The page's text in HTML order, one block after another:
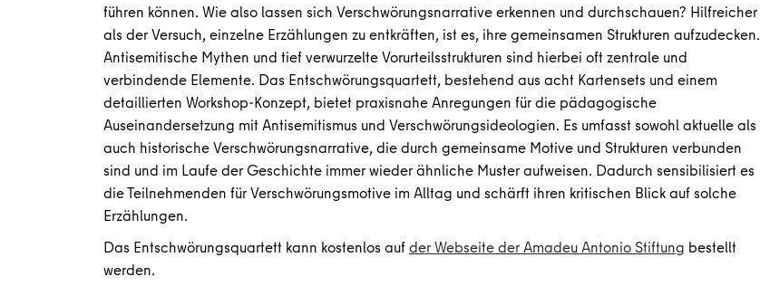
führen können. Wie also lassen sich Verschwörungsnarrative erkennen und durchschauen? Hilfreicher
als der Versuch, einzelne Erzählungen zu entkräften, ist es, ihre gemeinsamen Strukturen aufzudecken.
Antisemitische Mythen und tief verwurzelte Vorurteilsstrukturen sind hierbei oft zentrale und
verbindende Elemente. Das Entschwörungsquartett, bestehend aus acht Kartensets und einem
detaillierten Workshop-Konzept, bietet praxisnahe Anregungen für die pädagogische
Auseinandersetzung mit Antisemitismus und Verschwörungsideologien. Es umfasst sowohl aktuelle als
auch historische Verschwörungsnarrative, die durch gemeinsame Motive und Strukturen verbunden
sind und im Laufe der Geschichte immer wieder ähnliche Muster aufweisen. Dadurch sensibilisiert es
die Teilnehmenden für Verschwörungsmotive im Alltag und schärft ihren kritischen Blick auf solche
Erzählungen.
Das Entschwörungsquartett kann kostenlos aufder Webseite der Amadeu Antonio Stiftung bestellt
werden.